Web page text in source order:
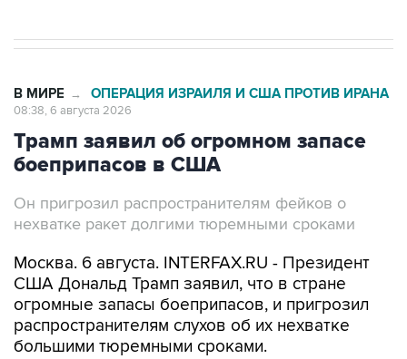
В МИРЕ → ОПЕРАЦИЯ ИЗРАИЛЯ И США ПРОТИВ ИРАНА
08:38, 6 августа 2026
Трамп заявил об огромном запасе
боеприпасов в США
Он пригрозил распространителям фейков о
нехватке ракет долгими тюремными сроками
Москва. 6 августа. INTERFAX.RU - Президент
США Дональд Трамп заявил, что в стране
огромные запасы боеприпасов, и пригрозил
распространителям слухов об их нехватке
большими тюремными сроками.